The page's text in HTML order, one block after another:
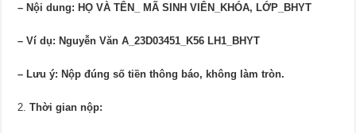
– Nội dung: HỌ VÀ TÊN_ MÃ SINH VIÊN_KHÓA, LỚP_BHYT
– Ví dụ: Nguyễn Văn A_23D03451_K56 LH1_BHYT
– Lưu ý: Nộp đúng số tiền thông báo, không làm tròn.
Thời gian nộp: